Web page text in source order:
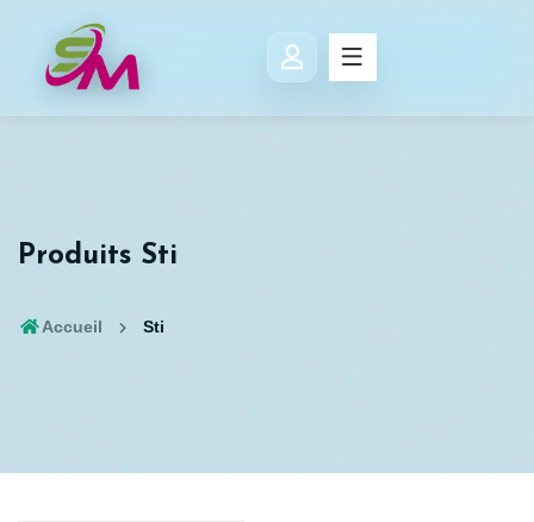
Produits Sti
Accueil Sti